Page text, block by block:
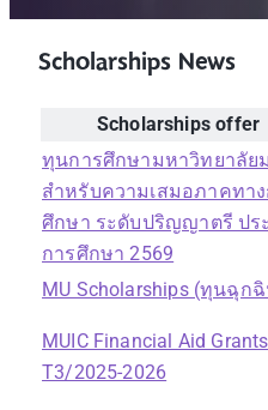
Scholarships News
Scholarships offer
ทุนการศึกษามหาวิทยาลัย
สำหรับความเสมอภาคทา
ศึกษา ระดับปริญญาตรี ปร
การศึกษา 2569
MU Scholarships (ทุนฉุก
MUIC Financial Aid Grants
T3/2025-2026